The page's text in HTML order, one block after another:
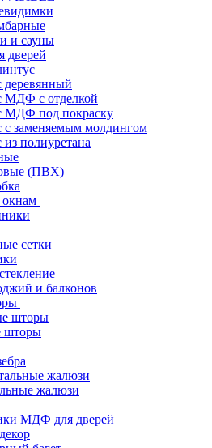
и сауны
дверей
деревянный
МДФ с отделкой
МДФ под покраску
с заменяемым молдингом
полиуретана
(ПВХ)
сетки
и балконов
шторы
шторы
жалюзи
жалюзи
МДФ для дверей